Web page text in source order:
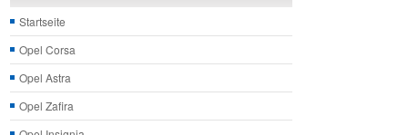
Startseite
Opel Corsa
Opel Astra
Opel Zafira